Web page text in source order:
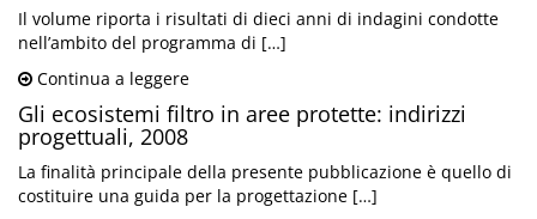
Il volume riporta i risultati di dieci anni di indagini condotte
nell’ambito del programma di […]
Continua a leggere
Gli ecosistemi filtro in aree protette: indirizzi
progettuali, 2008
La finalità principale della presente pubblicazione è quello di
costituire una guida per la progettazione […]